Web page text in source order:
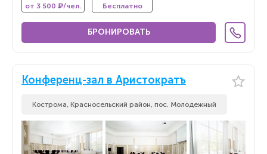
от 3 500 ₽/чел. Бесплатно
БРОНИРОВАТЬ
Конференц-зал в Аристократъ
Кострома, Красносельский район, пос. Молодежный